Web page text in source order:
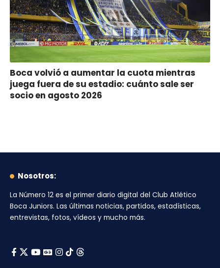
Boca volvió a aumentar la cuota mientras
juega fuera de su estadio: cuánto sale ser
socio en agosto 2026
Nosotros:
La Número 12 es el primer diario digital del Club Atlético
Boca Juniors. Las últimas noticias, partidos, estadísticas,
entrevistas, fotos, vídeos y mucho más.